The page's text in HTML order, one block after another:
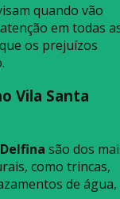
quando vão
em todas
os prejuízos
Vila Santa
são dos
como trincas,
de água,